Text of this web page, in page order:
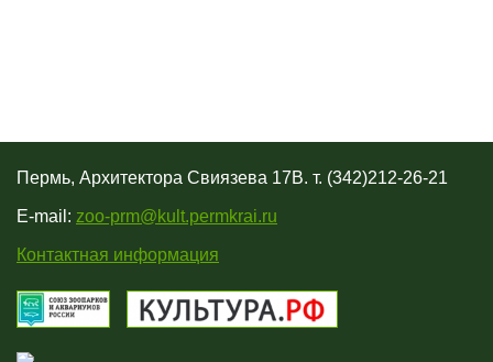
Пермь, Архитектора Свиязева 17В. т. (342)212-26-21
E-mail: zoo-prm@kult.permkrai.ru
Контактная информация